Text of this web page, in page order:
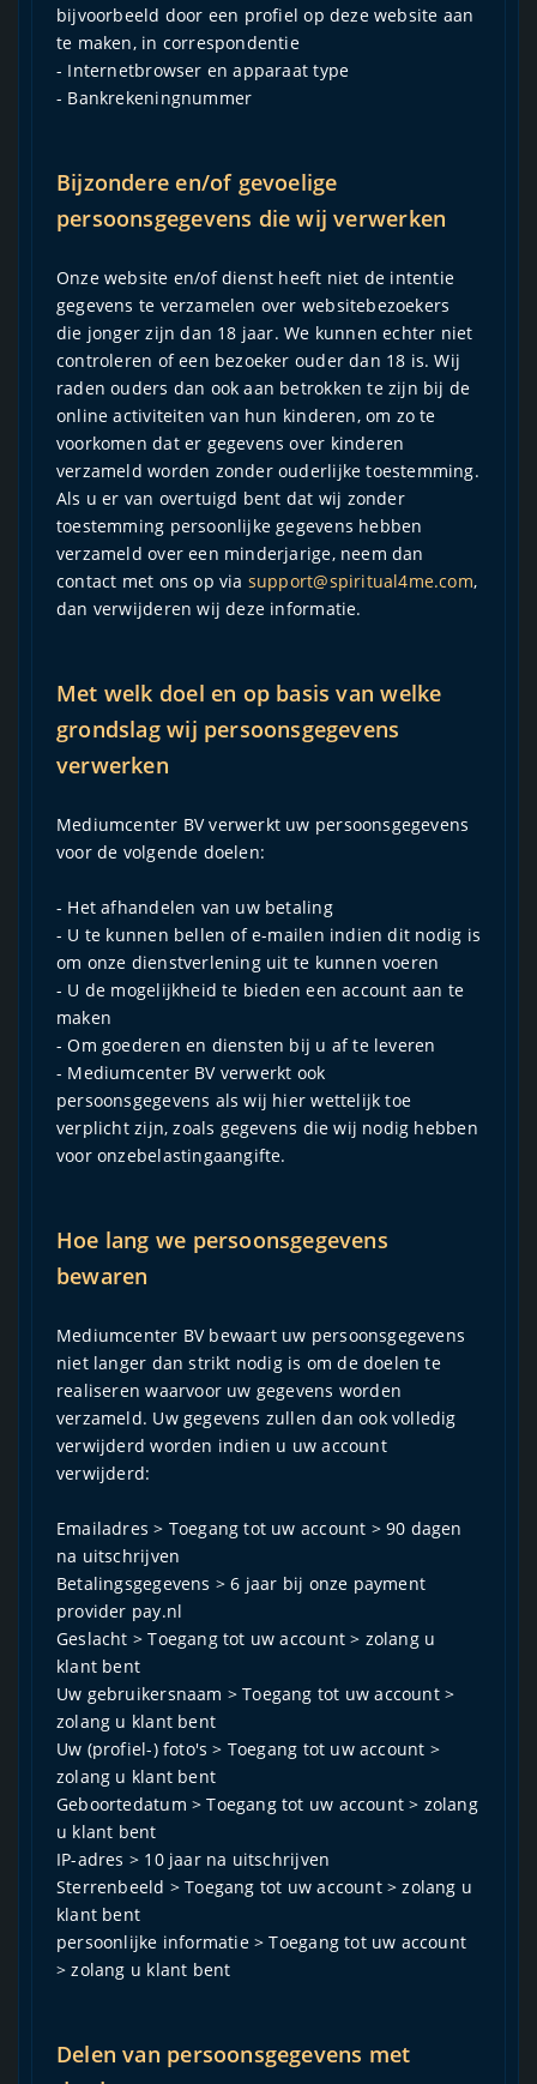
bijvoorbeeld door een profiel op deze website aan
te maken, in correspondentie
- Internetbrowser en apparaat type
- Bankrekeningnummer
Bijzondere en/of gevoelige
persoonsgegevens die wij verwerken
Onze website en/of dienst heeft niet de intentie
gegevens te verzamelen over websitebezoekers
die jonger zijn dan 18 jaar. We kunnen echter niet
controleren of een bezoeker ouder dan 18 is. Wij
raden ouders dan ook aan betrokken te zijn bij de
online activiteiten van hun kinderen, om zo te
voorkomen dat er gegevens over kinderen
verzameld worden zonder ouderlijke toestemming.
Als u er van overtuigd bent dat wij zonder
toestemming persoonlijke gegevens hebben
verzameld over een minderjarige, neem dan
contact met ons op via support@spiritual4me.com,
dan verwijderen wij deze informatie.
Met welk doel en op basis van welke
grondslag wij persoonsgegevens
verwerken
Mediumcenter BV verwerkt uw persoonsgegevens
voor de volgende doelen:
- Het afhandelen van uw betaling
- U te kunnen bellen of e-mailen indien dit nodig is
om onze dienstverlening uit te kunnen voeren
- U de mogelijkheid te bieden een account aan te
maken
- Om goederen en diensten bij u af te leveren
- Mediumcenter BV verwerkt ook
persoonsgegevens als wij hier wettelijk toe
verplicht zijn, zoals gegevens die wij nodig hebben
voor onzebelastingaangifte.
Hoe lang we persoonsgegevens
bewaren
Mediumcenter BV bewaart uw persoonsgegevens
niet langer dan strikt nodig is om de doelen te
realiseren waarvoor uw gegevens worden
verzameld. Uw gegevens zullen dan ook volledig
verwijderd worden indien u uw account
verwijderd:
Emailadres > Toegang tot uw account > 90 dagen
na uitschrijven
Betalingsgegevens > 6 jaar bij onze payment
provider pay.nl
Geslacht > Toegang tot uw account > zolang u
klant bent
Uw gebruikersnaam > Toegang tot uw account >
zolang u klant bent
Uw (profiel-) foto's > Toegang tot uw account >
zolang u klant bent
Geboortedatum > Toegang tot uw account > zolang
u klant bent
IP-adres > 10 jaar na uitschrijven
Sterrenbeeld > Toegang tot uw account > zolang u
klant bent
persoonlijke informatie > Toegang tot uw account
> zolang u klant bent
Delen van persoonsgegevens met